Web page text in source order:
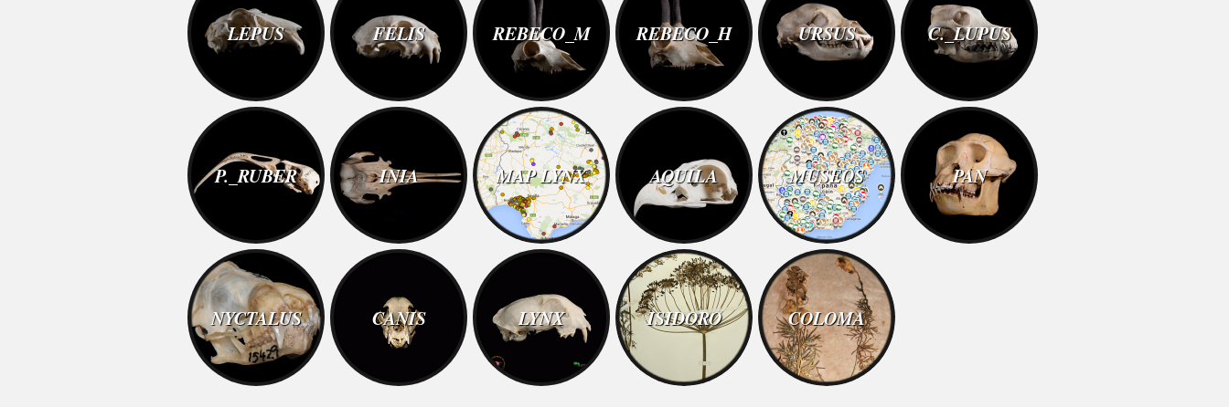
LEPUS FELIS REBECO_M REBECO_H URSUS C._LUPUS
P._RUBER INIA MAP LYNX AQUILA MUSEOS PAN
NYCTALUS CANIS LYNX ISIDORO COLOMA